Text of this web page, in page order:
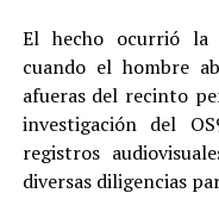
El hecho ocurrió la
cuando el hombre
afueras del recinto
investigación del
registros
diversas diligencias